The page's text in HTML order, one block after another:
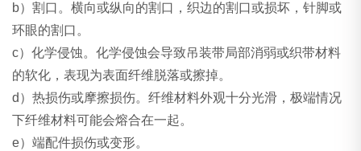
b）割口。横向或纵向的割口，织边的割口或损坏，针脚或
环眼的割口。
c）化学侵蚀。化学侵蚀会导致吊装带局部消弱或织带材料
的软化，表现为表面纤维脱落或擦掉。
d）热损伤或摩擦损伤。纤维材料外观十分光滑，极端情况
下纤维材料可能会熔合在一起。
e）端配件损伤或变形。